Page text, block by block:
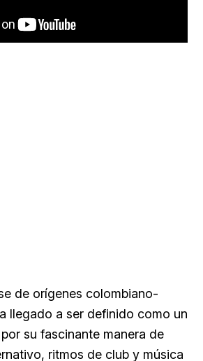
de orígenes colombiano-
llegado a ser definido como un
su fascinante manera de
ritmos de club y música